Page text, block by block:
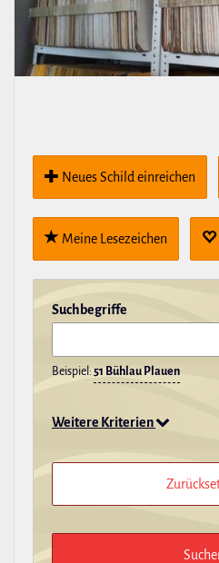
Neues Schild ein­rei­chen
Meine Lese­zei­chen
Such­be­griffe
Beispiel: 51 Bühlau Plauen
Weitere Kriterien